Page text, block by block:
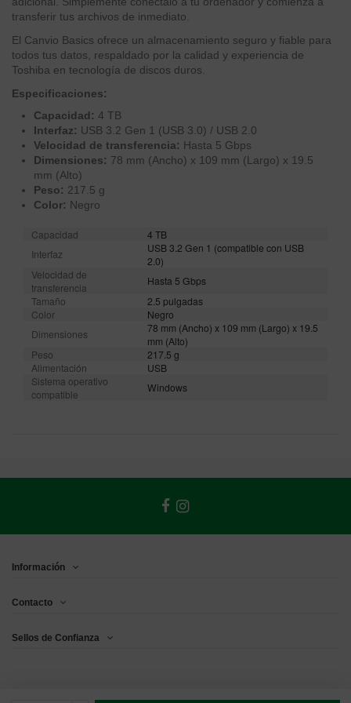
transferir tus archivos de inmediato.
El Canvio Basics ofrece un almacenamiento seguro y fiable para
todos tus datos, respaldado por la calidad y experiencia de
Toshiba en tecnología de discos duros.
Especificaciones:
Capacidad: 4 TB
Interfaz: USB 3.2 Gen 1 (USB 3.0) / USB 2.0
Velocidad de transferencia: Hasta 5 Gbps
Dimensiones: 78 mm (Ancho) x 109 mm (Largo) x 19.5
mm (Alto)
Peso: 217.5 g
Color: Negro
Capacidad
4 TB
Interfaz
USB 3.2 Gen 1 (compatible con USB
2.0)
Velocidad de
transferencia
Hasta 5 Gbps
Tamaño
2.5 pulgadas
Color
Negro
Dimensiones
78 mm (Ancho) x 109 mm (Largo) x 19.5
mm (Alto)
Peso
217.5 g
Alimentación
USB
Sistema operativo
compatible
Windows
Información
Contacto
Sellos de Confianza